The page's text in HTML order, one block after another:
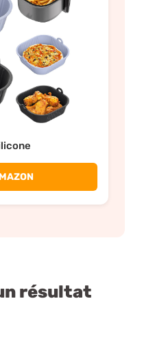
résultat